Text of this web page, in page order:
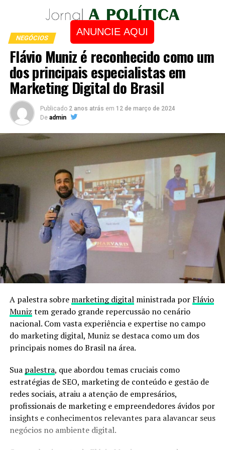
ANUNCIE AQUI
NEGÓCIOS
Flávio Muniz é reconhecido como um
dos principais especialistas em
Marketing Digital do Brasil
Publicado 2 anos atrás em 12 de março de 2024
De admin
A palestra sobre marketing digitalministrada por Flávio
Muniz tem gerado grande repercussão no cenário
nacional. Com vasta experiência e expertise no campo
do marketing digital, Muniz se destaca como um dos
principais nomes do Brasil na área.
Sua palestra, que abordou temas cruciais como
estratégias de SEO, marketing de conteúdo e gestão de
redes sociais, atraiu a atenção de empresários,
profissionais de marketing e empreendedores ávidos por
insights e conhecimentos relevantes para alavancar seus
negócios no ambiente digital.